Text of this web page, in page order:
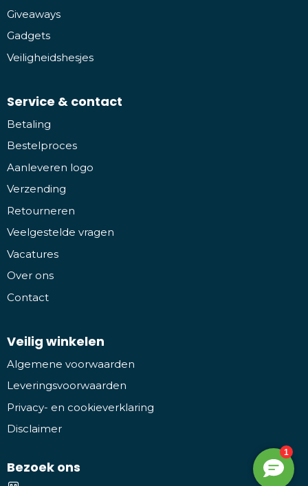
Giveaways
Gadgets
Veiligheidshesjes
Service & contact
Betaling
Bestelproces
Aanleveren logo
Verzending
Retourneren
Veelgestelde vragen
Vacatures
Over ons
Contact
Veilig winkelen
Algemene voorwaarden
Leveringsvoorwaarden
Privacy- en cookieverklaring
Disclaimer
Bezoek ons